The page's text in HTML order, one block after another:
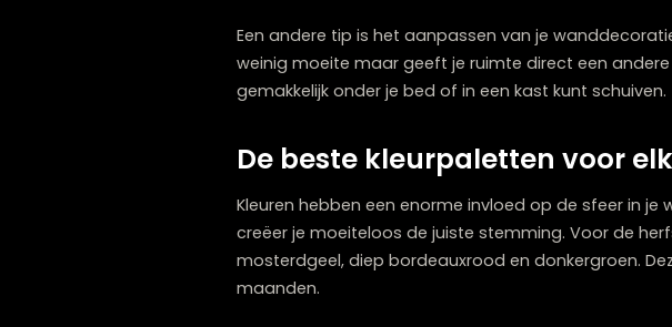
woonaccessoires Zwolle is het belangrijk dat
in warme geuren, zoals kaneel en vanille,
Een andere tip is het aanpassen van je
weinig moeite maar geeft je ruimte direct
gemakkelijk onder je bed of in een kast kunt
De beste kleurpaletten